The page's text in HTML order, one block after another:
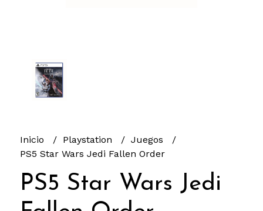
Inicio Playstation
Juegos
PS5 Star Wars Jedi Fallen Order
PS5 Star Wars Jedi